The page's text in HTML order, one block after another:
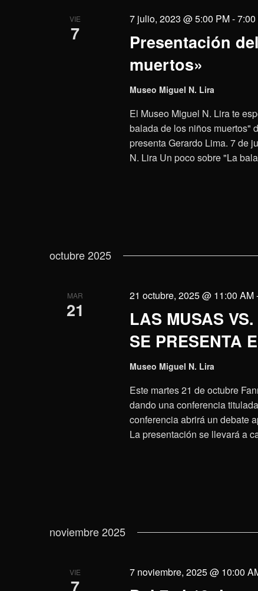
VIE
7
Presentación
muertos»
7 julio, 2023 @ 5:00 PM-
Museo Miguel N. Lira
El Museo Miguel N. Lira te
balada de los niños muertos"
presenta Gerardo Lima. 7 de
N. Lira Un poco sobre "La
octubre 2025
MAR
21
LAS MUSAS
SE PRESENTA
21 octubre, 2025 @ 11:00 AM
Museo Miguel N. Lira
Este martes 21 de octubre
dando una conferencia
conferencia abrirá un debate
La presentación se llevará a
noviembre 2025
VIE
7
7 noviembre, 2025 @ 10:00